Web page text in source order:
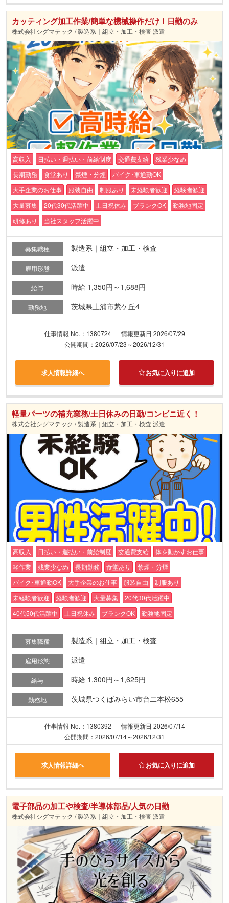
カッティング加工作業/簡単な機械操作だけ！日勤のみ
株式会社シグマテック / 製造系｜組立・加工・検査 派遣
高収入 日払い・週払い・前給制度 交通費支給
残業少なめ
長期勤務
食堂あり 禁煙・分煙
バイク･車通勤OK
大手企業のお仕事
服装自由 制服あり 未経験者歓迎
経験者歓迎
大量募集
20代30代活躍中 土日祝休み ブランクOK
勤務地固定
研修あり
当社スタッフ活躍中
募集職種 製造系｜組立・加工・検査
雇用形態 派遣
給与 時給 1,350円～1,688円
勤務地 茨城県土浦市紫ケ丘4
仕事情報 No.：1380724
情報更新日 2026/07/29
公開期間：2026/07/23～2026/12/31
求人情報詳細へ お気に入りに追加
軽量パーツの補充業務/土日休みの日勤/コンビニ近く！
株式会社シグマテック / 製造系｜組立・加工・検査 派遣
高収入 日払い・週払い・前給制度 交通費支給
体を動かすお仕事
軽作業
残業少なめ 長期勤務 食堂あり
禁煙・分煙
バイク･車通勤OK
大手企業のお仕事 服装自由
制服あり
未経験者歓迎
経験者歓迎 大量募集
20代30代活躍中
40代50代活躍中
土日祝休み ブランクOK 勤務地固定
募集職種 製造系｜組立・加工・検査
雇用形態 派遣
給与 時給 1,300円～1,625円
勤務地 茨城県つくばみらい市台二本松655
仕事情報 No.：1380392
情報更新日 2026/07/14
公開期間：2026/07/14～2026/12/31
求人情報詳細へ お気に入りに追加
電子部品の加工や検査/半導体部品/人気の日勤
株式会社シグマテック / 製造系｜組立・加工・検査 派遣